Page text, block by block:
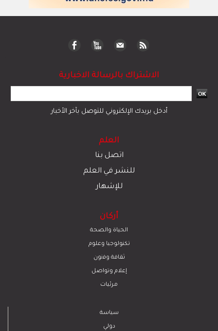
الاشتراك بالرسالة الاخبارية
أدخل بريدك الإلكتروني للتوصل بآخر الأخبار
العلم
اتصل بنا
للنشر في العلم
للإشهار
أركان
الحياة والصحة
تكنولوجيا وعلوم
ﺛﻘﺎﻓﺔ وﻓﻧون
إعلام وتواصل
مرئيات
سياسة
دولي